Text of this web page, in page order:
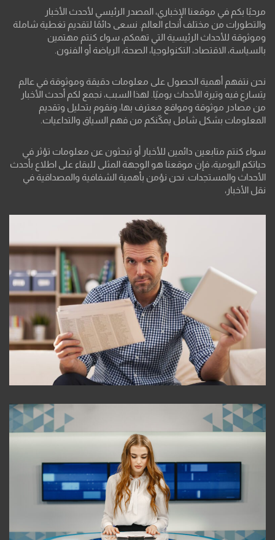
مرحبًا بكم في موقعنا الإخباري، المصدر الرئيسي لأحدث الأخبار
والتطورات من مختلف أنحاء العالم. نسعى دائمًا لتقديم تغطية شاملة
وموثوقة للأحداث الرئيسية التي تهمكم، سواء كنتم مهتمين
بالسياسة، الاقتصاد، التكنولوجيا، الصحة، الرياضة أو الفنون.
نحن نتفهم أهمية الحصول على معلومات دقيقة وموثوقة في عالم
يتسارع فيه وتيرة الأحداث يوميًا. لهذا السبب، نجمع لكم أحدث الأخبار
من مصادر موثوقة ومواقع معترف بها، ونقوم بتحليل وتقديم
المعلومات بشكل شامل يمكّنكم من فهم السياق والتداعيات.
سواء كنتم متابعين دائمين للأخبار أو تبحثون عن معلومات تؤثر في
حياتكم اليومية، فإن موقعنا هو الوجهة المثلى للبقاء على اطلاع بأحدث
الأحداث والمستجدات. نحن نؤمن بأهمية الشفافية والمصداقية في
نقل الأخبار،